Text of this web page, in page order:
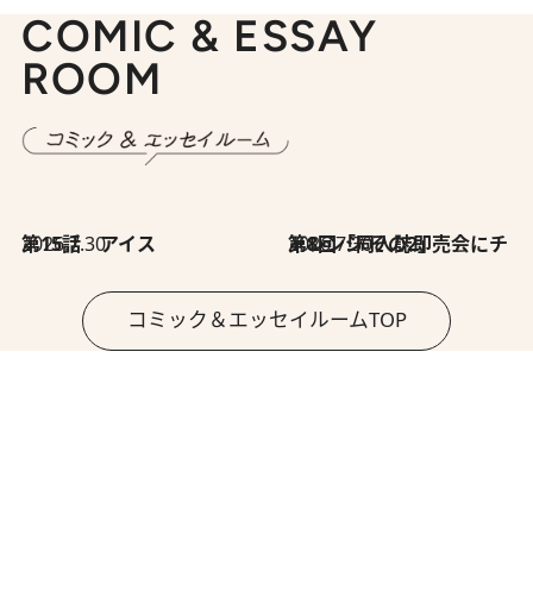
COMIC & ESSAY
ROOM
2026.7.30
第15話 アイス 2026.7.30
第8回「同人誌即売会にチャレンジ その2」
コミック＆エッセイルームTOP